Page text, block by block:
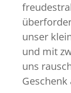
unser
und mit
uns